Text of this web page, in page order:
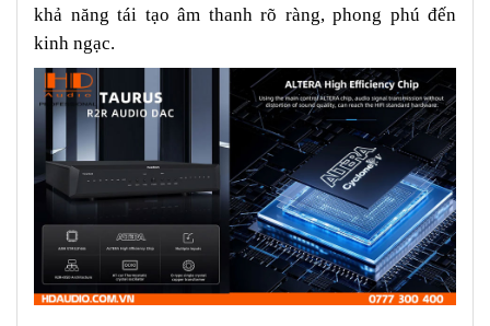
khả năng tái tạo âm thanh rõ ràng, phong phú đến
kinh ngạc.